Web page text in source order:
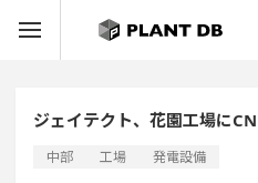
ジェイテクト、花園工場に
中部 工場 発電設備